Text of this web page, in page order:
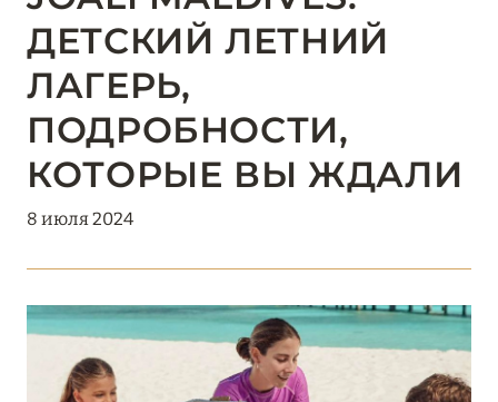
ДЕТСКИЙ ЛЕТНИЙ
ЛАГЕРЬ,
ПОДРОБНОСТИ,
КОТОРЫЕ ВЫ ЖДАЛИ
8 июля 2024
Подробнее
01 июня 2026
JUMEIRAH OLHAHALI ISLAND MALDIVES: ВАШ
ОАЗИС ТЕПЛА И ИЗЫСКАННОСТИ
THE ST. REGIS MALDIVES VOMMULI:
МАНИФЕСТ ЭСТЕТИКИ В САМОМ СЕРДЦЕ
ОКЕАНА